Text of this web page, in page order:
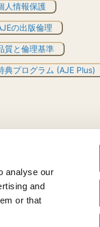
analyse our
and
or that
人情報保護
の出版倫理
質と倫理基準
典プログラム (AJE Plus)